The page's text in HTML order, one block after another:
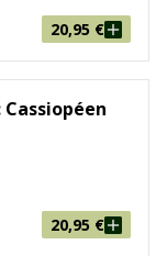
20,95 €
20,95 €